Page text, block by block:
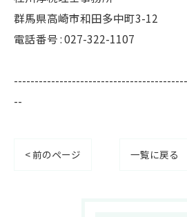
群馬県高崎市和田多中町3-12
電話番号 : 027-322-1107
--
< 前のページ 一覧に戻る